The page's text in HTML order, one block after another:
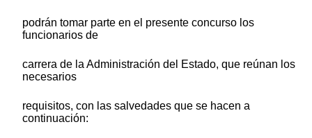
podrán tomar parte en el presente concurso los
funcionarios de
carrera de la Administración del Estado, que reúnan los
necesarios
requisitos, con las salvedades que se hacen a
continuación: